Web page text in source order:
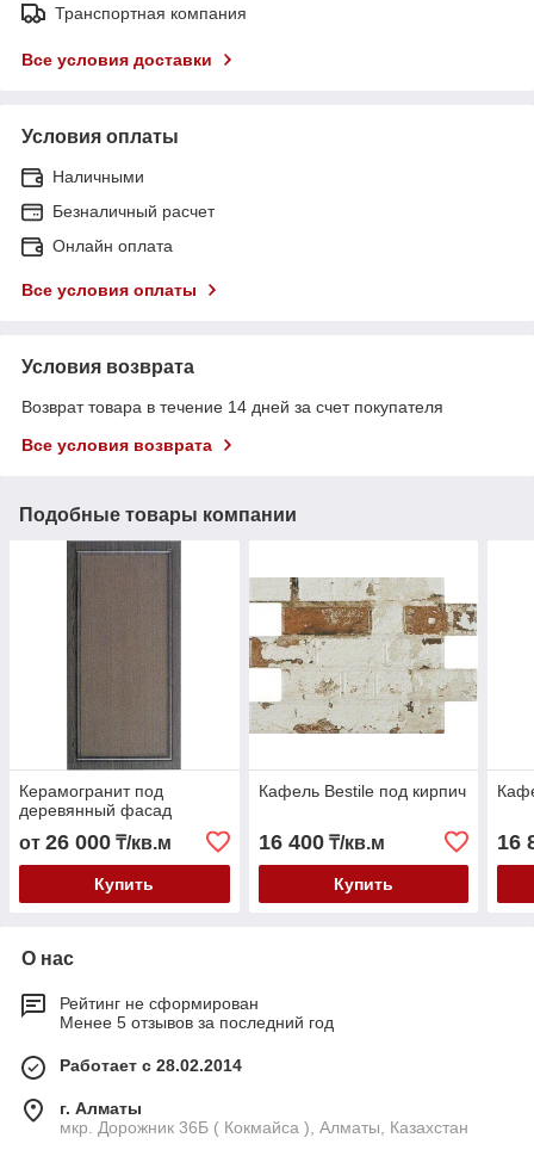
Транспортная компания
Все условия доставки
Условия оплаты
Наличными
Безналичный расчет
Онлайн оплата
Все условия оплаты
Условия возврата
Возврат товара в течение 14 дней за счет покупателя
Все условия возврата
Подобные товары компании
Керамогранит под
деревянный фасад
от 26 000 ₸/кв.м
Купить
Кафель Bestile под кирпич
16 400₸/кв.м
Купить
16
О нас
Рейтинг не сформирован
Менее 5 отзывов за последний год
Работает с 28.02.2014
г. Алматы
мкр. Дорожник 36Б ( Кокмайса ), Алматы, Казахстан